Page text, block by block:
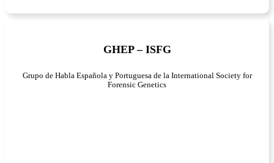
GHEP – ISFG
Grupo de Habla Española y Portuguesa de la International Society for
Forensic Genetics